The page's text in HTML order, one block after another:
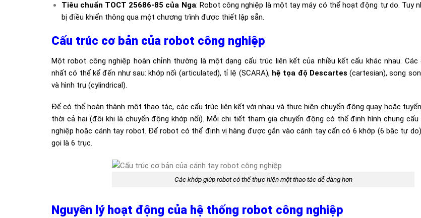
Tiêu chuẩn TOCT 25686-85 của Nga: Robot công nghiệp là một tay máy có thể hoạt động tự do. Tuy
bị điều khiển thông qua một chương trình được thiết lập sẵn.
Cấu trúc cơ bản của robot công nghiệp
Một robot công nghiệp hoàn chỉnh thường là một dạng cấu trúc liên kết của nhiều kết cấu khác nhau.
nhất có thể kể đến như sau: khớp nối (articulated), tỉ lệ (SCARA), hệ tọa độ Descartes (cartesian), song
và hình trụ (cylindrical).
Để có thể hoàn thành một thao tác, các cấu trúc liên kết với nhau và thực hiện chuyển động quay hoặc
thời cả hai (đôi khi là chuyển động khớp nối). Mỗi chi tiết tham gia chuyển động có thể định hình chung
nghiệp hoặc cánh tay robot. Để robot có thể định vị hàng được gắn vào cánh tay cấn có 6 khớp (6 bậc tự
gọi là 6 trục.
Các khớp giúp robot có thể thực hiện một thao tác dễ dàng hơn
Nguyên lý hoạt động của hệ thống robot công nghiệp